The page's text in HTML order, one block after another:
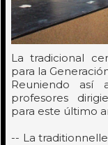
La tradicional ceremonia de las Piochas tuvo lugar
para la
Reuniendo así
profesores
para este último
-- La